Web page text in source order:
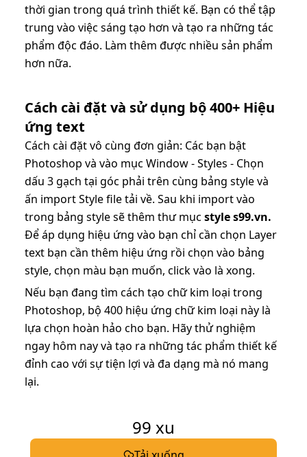
thời gian trong quá trình thiết kế. Bạn có thể tập
trung vào việc sáng tạo hơn và tạo ra những tác
phẩm độc đáo. Làm thêm được nhiều sản phẩm
hơn nữa.
Cách cài đặt và sử dụng bộ 400+ Hiệu
ứng text
Cách cài đặt vô cùng đơn giản: Các bạn bật
Photoshop và vào mục Window - Styles - Chọn
dấu 3 gạch tại góc phải trên cùng bảng style và
ấn import Style file tải về. Sau khi import vào
trong bảng style sẽ thêm thư mục style s99.vn.
Để áp dụng hiệu ứng vào bạn chỉ cần chọn Layer
text bạn cần thêm hiệu ứng rồi chọn vào bảng
style, chọn màu bạn muốn, click vào là xong.
Nếu bạn đang tìm cách tạo chữ kim loại trong
Photoshop, bộ 400 hiệu ứng chữ kim loại này là
lựa chọn hoàn hảo cho bạn. Hãy thử nghiệm
ngay hôm nay và tạo ra những tác phẩm thiết kế
đỉnh cao với sự tiện lợi và đa dạng mà nó mang
lại.
99 xu